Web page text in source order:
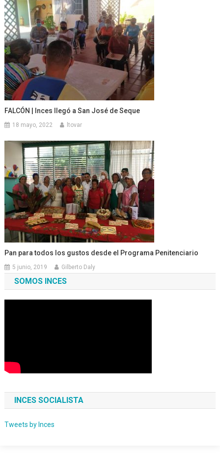
FALCÓN | Inces llegó a San José de Seque
18 mayo, 2022 ltovar
Pan para todos los gustos desde el Programa Penitenciario
5 junio, 2019 Gilberto Daly
SOMOS INCES
INCES SOCIALISTA
Tweets by Inces